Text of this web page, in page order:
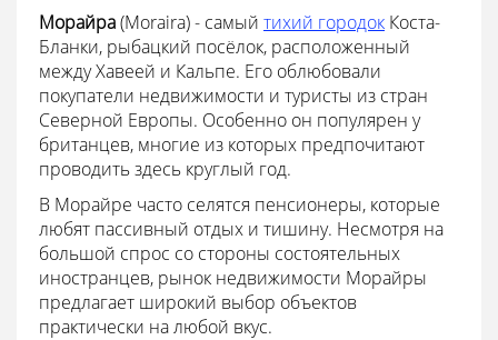
Морайра(Moraira) - самый тихий городок Коста-
Бланки, рыбацкий посёлок, расположенный
между Хавеей и Кальпе. Его облюбовали
покупатели недвижимости и туристы из стран
Северной Европы. Особенно он популярен у
британцев, многие из которых предпочитают
проводить здесь круглый год.
В Морайре часто селятся пенсионеры, которые
любят пассивный отдых и тишину. Несмотря на
большой спрос со стороны состоятельных
иностранцев, рынок недвижимости Морайры
предлагает широкий выбор объектов
практически на любой вкус.